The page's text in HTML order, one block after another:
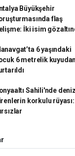
Büyükşehir
flaş
İki isim
6 yaşındaki
6 metrelik kuyudan
Sahili'nde
korkulu rüyası: